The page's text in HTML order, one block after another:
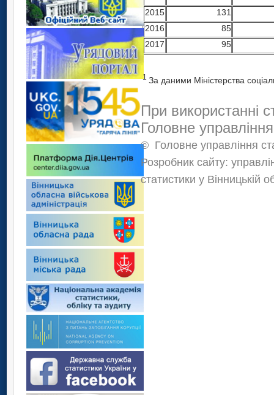
2015
131
2016
85
2017
95
1 За даними Міністерства
При використанні
Головне
© Головне управління
Розробник сайту:
статистики у Вінницькій